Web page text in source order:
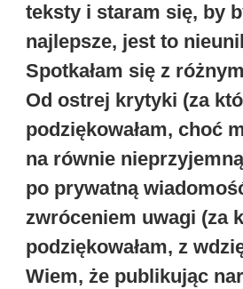
teksty i staram się, by
najlepsze, jest to
Spotkałam się z
Od ostrej krytyki (za
podziękowałam, choć
na równie
po prywatną
zwróceniem uwagi (za
podziękowałam, z
Wiem, że publikując